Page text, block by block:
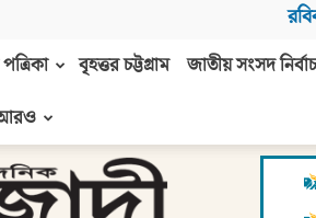
বৃহত্তর চট্টগ্রাম জাতীয় সংসদ